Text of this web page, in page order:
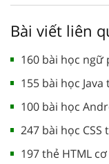
Bài viết liên
160 bài học ngữ
155 bài học
100 bài học
247 bài học
197 thẻ HTML